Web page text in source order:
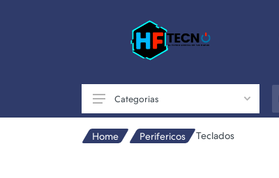
Categorias
Home Perifericos Teclados